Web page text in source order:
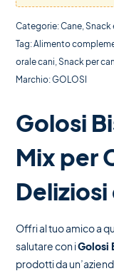
Categorie:Cane,Snack
Tag:Alimento
orale cani,Snack per
Marchio:GOLOSI
Golosi
Mix per
Deliziosi
Offri al tuo amico a
salutare con iGolosi
prodotti da